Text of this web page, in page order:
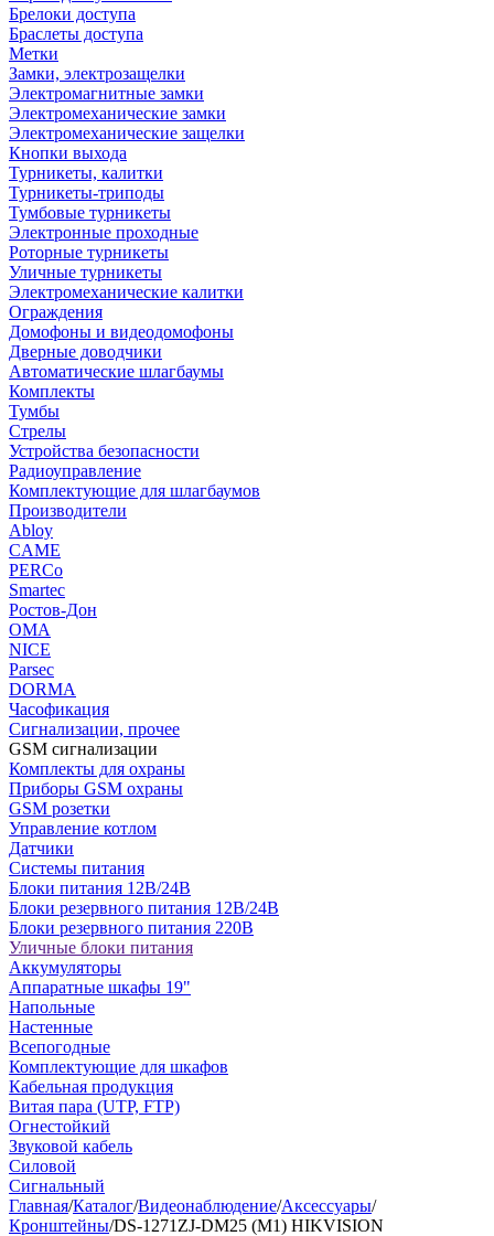
Брелоки доступа
Браслеты доступа
Метки
Замки, электрозащелки
Электромагнитные замки
Электромеханические замки
Электромеханические защелки
Кнопки выхода
Турникеты, калитки
Турникеты-триподы
Тумбовые турникеты
Электронные проходные
Роторные турникеты
Уличные турникеты
Электромеханические калитки
Ограждения
Домофоны и видеодомофоны
Дверные доводчики
Автоматические шлагбаумы
Комплекты
Тумбы
Стрелы
Устройства безопасности
Радиоуправление
Комплектующие для шлагбаумов
Производители
Abloy
CAME
PERCo
Smartec
Ростов-Дон
ОМА
NICE
Parsec
DORMA
Часофикация
Сигнализации, прочее
GSM сигнализации
Комплекты для охраны
Приборы GSM охраны
GSM розетки
Управление котлом
Датчики
Системы питания
Блоки питания 12В/24В
Блоки резервного питания 12В/24В
Блоки резервного питания 220В
Уличные блоки питания
Аккумуляторы
Аппаратные шкафы 19"
Напольные
Настенные
Всепогодные
Комплектующие для шкафов
Кабельная продукция
Витая пара (UTP, FTP)
Огнестойкий
Звуковой кабель
Силовой
Сигнальный
Главная/Каталог/Видеонаблюдение/Аксессуары/
Кронштейны/DS-1271ZJ-DM25 (М1) HIKVISION